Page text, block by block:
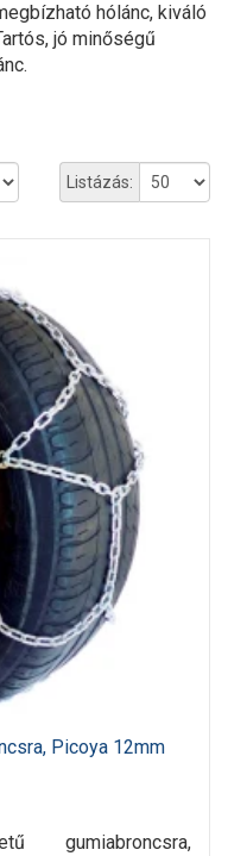
hólánc, kiváló
jó minőségű
Listázás:
Picoya 12mm
gumiabroncsra,